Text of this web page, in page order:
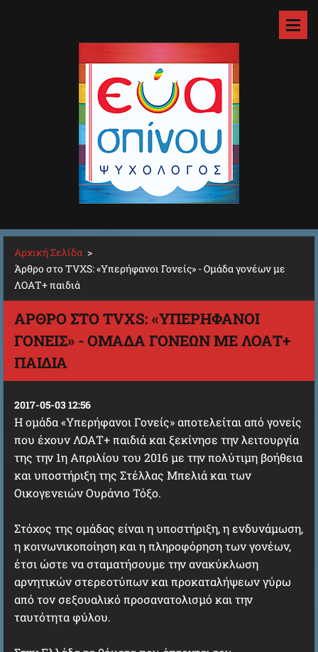
Αρχική Σελίδα >
Άρθρο στο TVXS: «Υπερήφανοι Γονείς» - Ομάδα γονέων με
ΛΟΑΤ+ παιδιά
ΆΡΘΡΟ ΣΤΟ TVXS: «ΥΠΕΡΉΦΑΝΟΙ
ΓΟΝΕΊΣ» - ΟΜΆΔΑ ΓΟΝΈΩΝ ΜΕ ΛΟΑΤ+
ΠΑΙΔΙΆ
2017-05-03 12:56
Η ομάδα «Υπερήφανοι Γονείς» αποτελείται από γονείς
που έχουν ΛΟΑΤ+ παιδιά και ξεκίνησε την λειτουργία
της την 1η Απριλίου του 2016 με την πολύτιμη βοήθεια
και υποστήριξη της Στέλλας Μπελιά και των
Οικογενειών Ουράνιο Τόξο.
Στόχος της ομάδας είναι η υποστήριξη, η ενδυνάμωση,
η κοινωνικοποίηση και η πληροφόρηση των γονέων,
έτσι ώστε να σταματήσουμε την ανακύκλωση
αρνητικών στερεοτύπων και προκαταλήψεων γύρω
από τον σεξουαλικό προσανατολισμό και την
ταυτότητα φύλου.